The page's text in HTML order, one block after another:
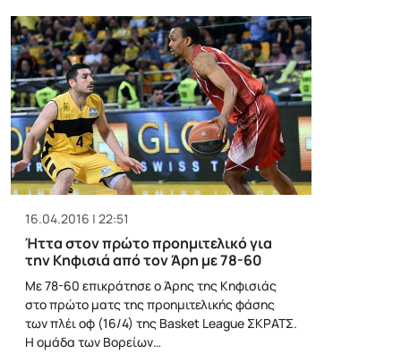
16.04.2016 | 22:51
Ήττα στον πρώτο προημιτελικό για
την Κηφισιά από τον Άρη με 78-60
Με 78-60 επικράτησε ο Άρης της Κηφισιάς
στο πρώτο ματς της προημιτελικής φάσης
των πλέι οφ (16/4) της Basket League ΣΚΡΑΤΣ.
Η ομάδα των Βορείων…